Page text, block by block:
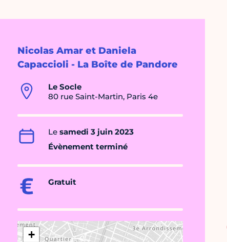
Nicolas Amar et Daniela
Capaccioli - La Boîte de Pandore
Le Socle
80 rue Saint-Martin, Paris 4e
Le samedi 3 juin 2023
Évènement terminé
Gratuit
+